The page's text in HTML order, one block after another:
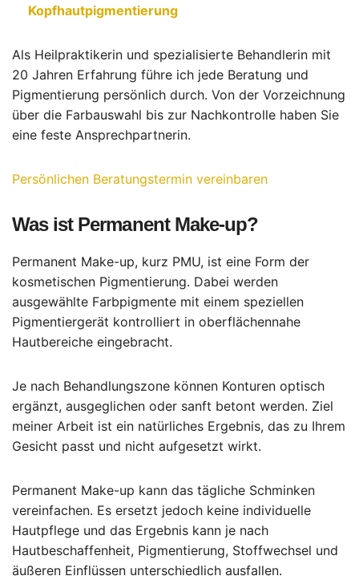
Kopfhautpigmentierung
Als Heilpraktikerin und spezialisierte Behandlerin mit
20 Jahren Erfahrung führe ich jede Beratung und
Pigmentierung persönlich durch. Von der Vorzeichnung
über die Farbauswahl bis zur Nachkontrolle haben Sie
eine feste Ansprechpartnerin.
Persönlichen Beratungstermin vereinbaren
Was ist Permanent Make-up?
Permanent Make-up, kurz PMU, ist eine Form der
kosmetischen Pigmentierung. Dabei werden
ausgewählte Farbpigmente mit einem speziellen
Pigmentiergerät kontrolliert in oberflächennahe
Hautbereiche eingebracht.
Je nach Behandlungszone können Konturen optisch
ergänzt, ausgeglichen oder sanft betont werden. Ziel
meiner Arbeit ist ein natürliches Ergebnis, das zu Ihrem
Gesicht passt und nicht aufgesetzt wirkt.
Permanent Make-up kann das tägliche Schminken
vereinfachen. Es ersetzt jedoch keine individuelle
Hautpflege und das Ergebnis kann je nach
Hautbeschaffenheit, Pigmentierung, Stoffwechsel und
äußeren Einflüssen unterschiedlich ausfallen.